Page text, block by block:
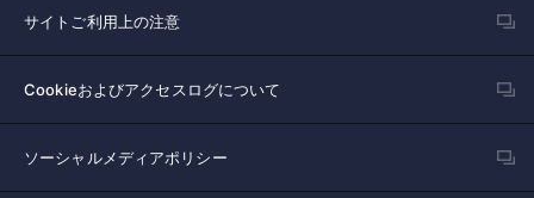
サイトご利用上の注意
Cookieおよびアクセスログについて
ソーシャルメディアポリシー